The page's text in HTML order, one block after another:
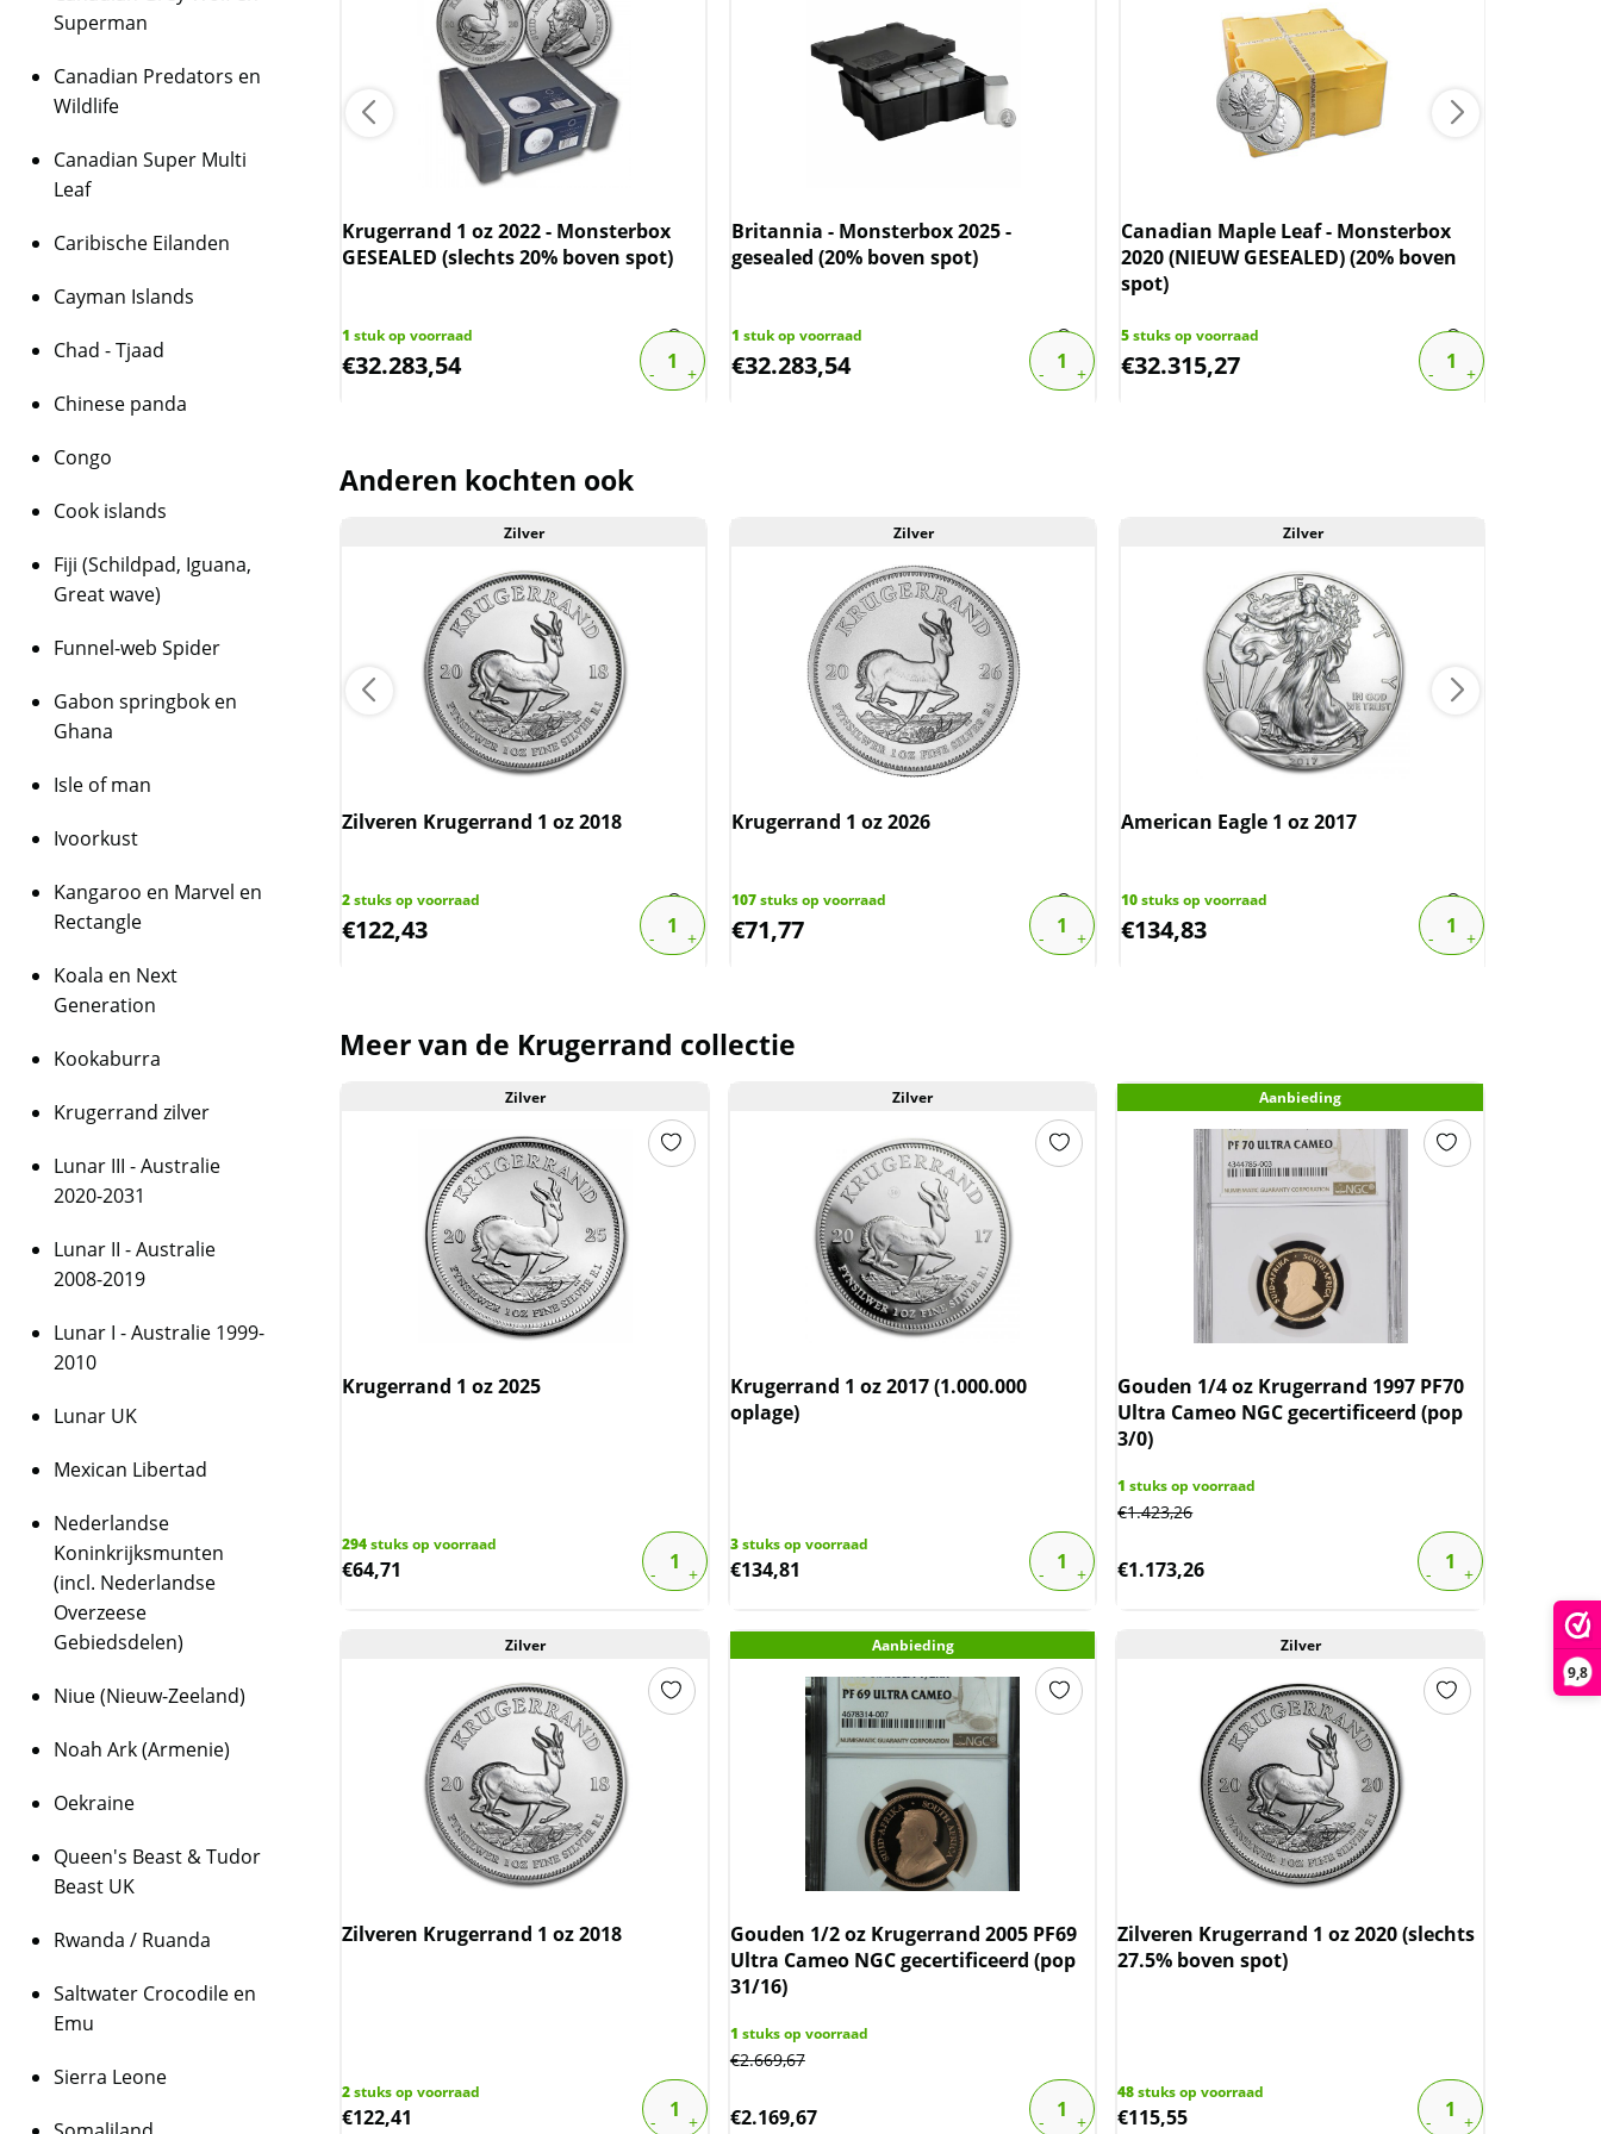
9,8
1 oz 2024
Krugerrand 1 oz 2022 - Monsterbox
GESEALED (slechts 20% boven spot)
1 stuk op voorraad
€32.283,54
Britannia - Monsterbox 2025 -
gesealed (20% boven spot)
1 stuk op voorraad
€32.283,54
Canadian Maple Leaf - Monsterbox
2020 (NIEUW GESEALED) (20% boven
spot)
5stuks op voorraad
€32.315,27
Anderen kochten ook
op voorraad
Zilver
Zilveren Krugerrand 1 oz 2018
2stuks op voorraad
€122,43
Zilver
Krugerrand 1 oz 2026
107stuks op voorraad
€71,77
Zilver
American Eagle 1 oz 2017
10stuks op voorraad
€134,83
Meer van de Krugerrand collectie
Zilver
Krugerrand 1 oz 2025
294stuks op voorraad
€64,71
Zilver
Krugerrand 1 oz 2017 (1.000.000
oplage)
3stuks op voorraad
€134,81
Aanbieding
Gouden 1/4 oz Krugerrand 1997 PF70
Ultra Cameo NGC gecertificeerd (pop
3/0)
1 stuks op voorraad
€1.423,26
€1.173,26
Zilver
Zilveren Krugerrand 1 oz 2018
2stuks op voorraad
€122,41
Aanbieding
Gouden 1/2 oz Krugerrand 2005 PF69
Ultra Cameo NGC gecertificeerd (pop
31/16)
1 stuks op voorraad
€2.669,67
€2.169,67
Zilver
Zilveren Krugerrand 1 oz 2020 (slechts
27.5% boven spot)
48stuks op voorraad
€115,55
Superman
Canadian Predators en
Wildlife
Canadian Super Multi
Leaf
Caribische Eilanden
Cayman Islands
Chad - Tjaad
Chinese panda
Congo
Cook islands
Fiji (Schildpad, Iguana,
Great wave)
Funnel-web Spider
Gabon springbok en
Ghana
Isle of man
Ivoorkust
Kangaroo en Marvel en
Rectangle
Koala en Next
Generation
Kookaburra
Krugerrand zilver
Lunar III - Australie
2020-2031
Lunar II - Australie
2008-2019
Lunar I - Australie 1999-
2010
Lunar UK
Mexican Libertad
Nederlandse
Koninkrijksmunten
(incl. Nederlandse
Overzeese
Gebiedsdelen)
Niue (Nieuw-Zeeland)
Noah Ark (Armenie)
Oekraine
Queen's Beast & Tudor
Beast UK
Rwanda / Ruanda
Saltwater Crocodile en
Emu
Sierra Leone